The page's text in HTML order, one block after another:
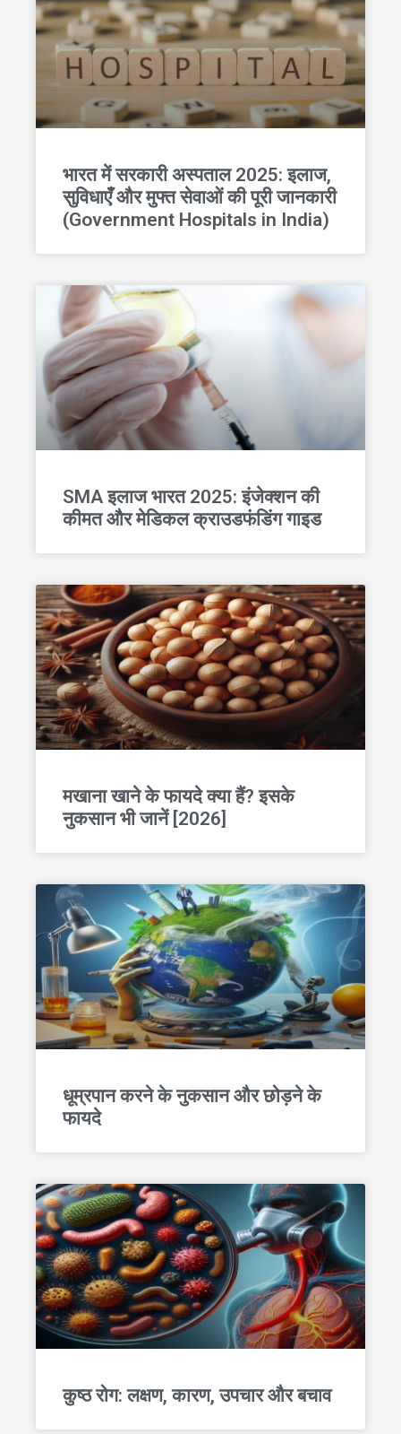
भारत में सरकारी अस्पताल 2025: इलाज,
सुविधाएँ और मुफ्त सेवाओं की पूरी जानकारी
(Government Hospitals in India)
SMA इलाज भारत 2025: इंजेक्शन की
कीमत और मेडिकल क्राउडफंडिंग गाइड
मखाना खाने के फायदे क्या हैं? इसके
नुकसान भी जानें [2026]
धूम्रपान करने के नुकसान और छोड़ने के
फायदे
कुष्ठ रोग: लक्षण, कारण, उपचार और बचाव